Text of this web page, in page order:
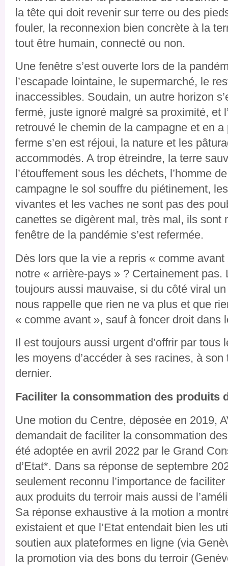
la tête qui doit revenir sur terre ou des
fouler, la reconnexion bien concrète à la
tout être humain, connecté ou non.
Une fenêtre s’est ouverte lors de la
l’escapade lointaine, le supermarché, le
inaccessibles. Soudain, un autre horizon
fermé, juste ignoré malgré sa proximité, et
retrouvé le chemin de la campagne et en
ferme s’en est réjoui, la nature et les
accommodés. A trop étreindre, la terre
l’étouffement sous les déchets, l’homme
campagne le sol souffre du piétinement,
vivantes et les vaches ne sont pas des
canettes se digèrent mal, très mal, ils sont
fenêtre de la pandémie s’est refermée.
Dès lors que la vie a repris « comme
notre « arrière-pays » ? Certainement
toujours aussi mauvaise, si du côté viral
nous rappelle que rien ne va plus et que
« comme avant », sauf à foncer droit
Il est toujours aussi urgent d’offrir par tous
les moyens d’accéder à ses racines, à
dernier.
Faciliter la consommation des produits
Une motion du Centre, déposée en 2019,
demandait de faciliter la consommation
été adoptée en avril 2022 par le Grand
d’Etat*. Dans sa réponse de septembre
seulement reconnu l’importance de
aux produits du terroir mais aussi de
Sa réponse exhaustive à la motion a
existaient et que l’Etat entendait bien les
soutien aux plateformes en ligne (via
la promotion via des bons du terroir